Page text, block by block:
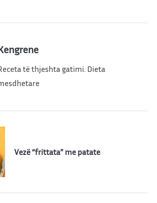
të thjeshta gatimi. Dieta
Vezë “frittata” me patate